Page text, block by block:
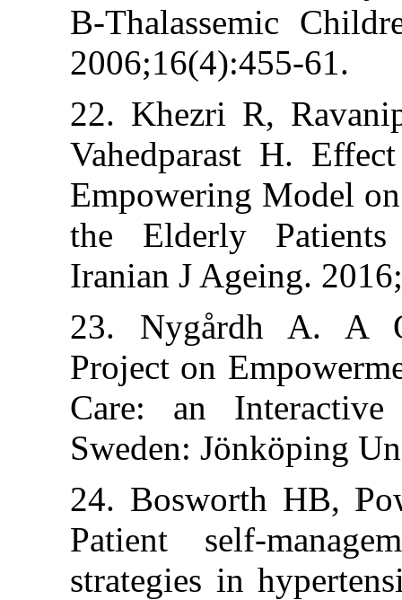
B-
22. Khezri R,
Vahedparast
Empowering
the Elderly
Iranian J
23. Nygårdh
Project on
Care: an
Sweden:
24. Bosworth
Patient self-
strategies in